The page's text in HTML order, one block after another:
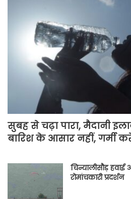
सुबह से चढ़ा पारा, मैदानी
बारिश के आसार नहीं, गर्मी
चिन्यालीसौड़
रोमांचकारी प्रदर्शन